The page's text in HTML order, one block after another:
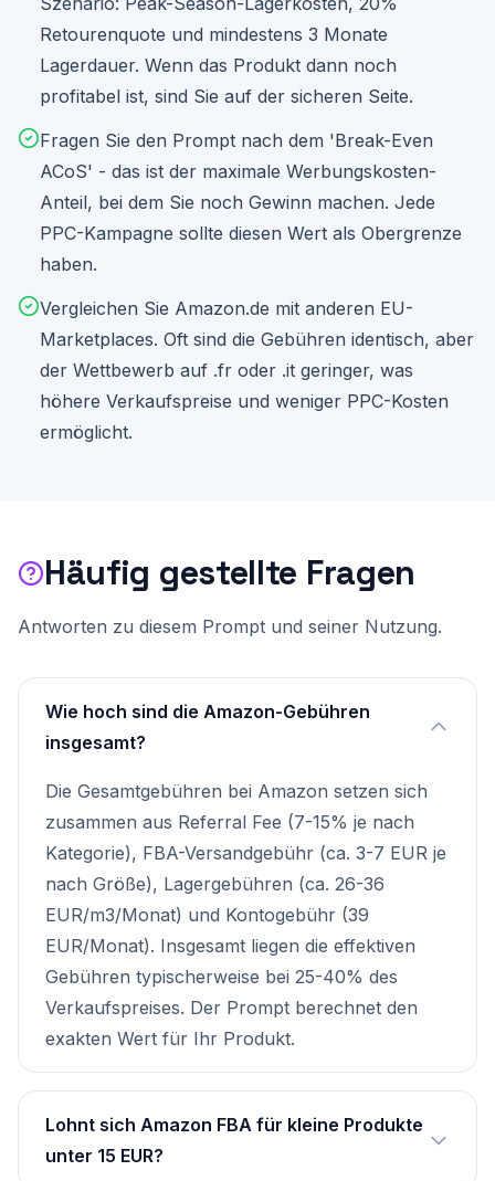
Retourenquote und mindestens 3 Monate
Lagerdauer. Wenn das Produkt dann noch
profitabel ist, sind Sie auf der sicheren Seite.
Fragen Sie den Prompt nach dem 'Break-Even
ACoS' - das ist der maximale Werbungskosten-
Anteil, bei dem Sie noch Gewinn machen. Jede
PPC-Kampagne sollte diesen Wert als Obergrenze
haben.
Vergleichen Sie Amazon.de mit anderen EU-
Marketplaces. Oft sind die Gebühren identisch, aber
der Wettbewerb auf .fr oder .it geringer, was
höhere Verkaufspreise und weniger PPC-Kosten
ermöglicht.
Häufig gestellte Fragen
Antworten zu diesem Prompt und seiner Nutzung.
Wie hoch sind die Amazon-Gebühren
insgesamt?
Die Gesamtgebühren bei Amazon setzen sich
zusammen aus Referral Fee (7-15% je nach
Kategorie), FBA-Versandgebühr (ca. 3-7 EUR je
nach Größe), Lagergebühren (ca. 26-36
EUR/m3/Monat) und Kontogebühr (39
EUR/Monat). Insgesamt liegen die effektiven
Gebühren typischerweise bei 25-40% des
Verkaufspreises. Der Prompt berechnet den
exakten Wert für Ihr Produkt.
Lohnt sich Amazon FBA für kleine Produkte
unter 15 EUR?